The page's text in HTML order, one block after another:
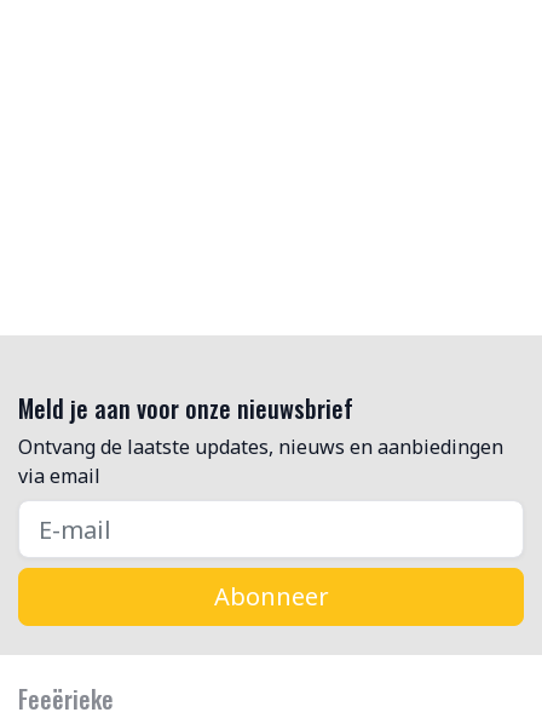
Meld je aan voor onze nieuwsbrief
Ontvang de laatste updates, nieuws en aanbiedingen
via email
Abonneer
Feeërieke